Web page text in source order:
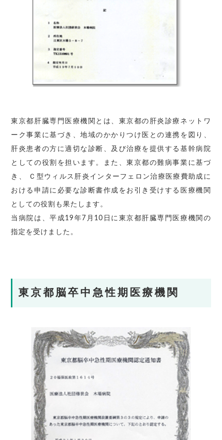
東京都肝臓専門医療機関とは、東京都の肝炎診療ネットワ
ーク事業に基づき、地域のかかりつけ医との連携を図り、
肝炎患者の方に適切な診断、及び治療を提供する基幹病院
としての役割を担います。また、東京都の難病事業に基づ
き、 Ｃ型ウィルス肝炎インターフェロン治療医療費助成に
おける申請に必要な診断書作成をお引き受けする医療機関
としての役割も果たします。
当病院は、平成19年7月10日に東京都肝臓専門医療機関の
指定を受けました。
東京都脳卒中急性期医療機関